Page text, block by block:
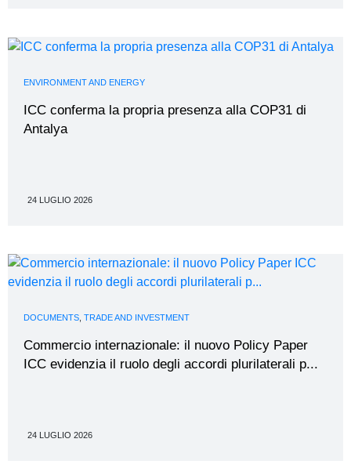
ENVIRONMENT AND ENERGY
ICC conferma la propria presenza alla COP31 di
Antalya
24 LUGLIO 2026
DOCUMENTS TRADE AND INVESTMENT
Commercio internazionale: il nuovo Policy Paper
ICC evidenzia il ruolo degli accordi plurilaterali p...
24 LUGLIO 2026